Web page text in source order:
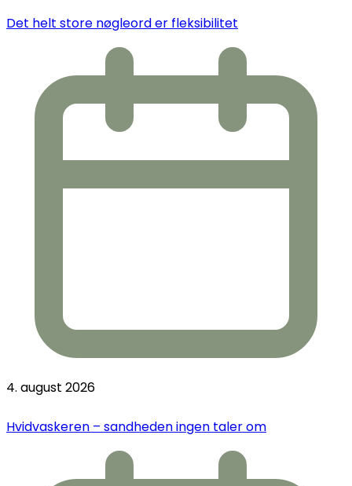
Det helt store nøgleord er fleksibilitet
4. august 2026
Hvidvaskeren – sandheden ingen taler om